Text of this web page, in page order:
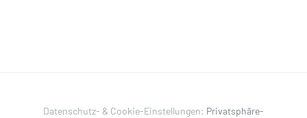
Datenschutz- & Cookie-Einstellungen: Privatsphäre-